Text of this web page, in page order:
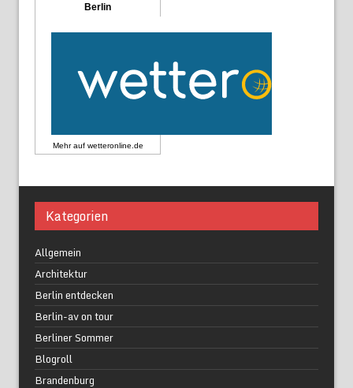
Berlin
Mehr auf wetteronline.de
Kategorien
Allgemein
Architektur
Berlin entdecken
Berlin-av on tour
Berliner Sommer
Blogroll
Brandenburg